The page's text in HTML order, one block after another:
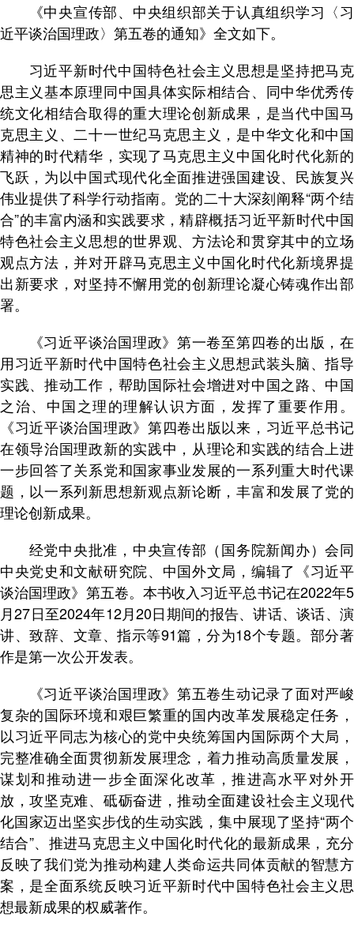
《中央宣传部、中央组织部关于认真组织学习〈习
近平谈治国理政〉第五卷的通知》全文如下。
习近平新时代中国特色社会主义思想是坚持把马克
思主义基本原理同中国具体实际相结合、同中华优秀传
统文化相结合取得的重大理论创新成果，是当代中国马
克思主义、二十一世纪马克思主义，是中华文化和中国
精神的时代精华，实现了马克思主义中国化时代化新的
飞跃，为以中国式现代化全面推进强国建设、民族复兴
伟业提供了科学行动指南。党的二十大深刻阐释“两个结
合”的丰富内涵和实践要求，精辟概括习近平新时代中国
特色社会主义思想的世界观、方法论和贯穿其中的立场
观点方法，并对开辟马克思主义中国化时代化新境界提
出新要求，对坚持不懈用党的创新理论凝心铸魂作出部
署。
《习近平谈治国理政》第一卷至第四卷的出版，在
用习近平新时代中国特色社会主义思想武装头脑、指导
实践、推动工作，帮助国际社会增进对中国之路、中国
之治、中国之理的理解认识方面，发挥了重要作用。
《习近平谈治国理政》第四卷出版以来，习近平总书记
在领导治国理政新的实践中，从理论和实践的结合上进
一步回答了关系党和国家事业发展的一系列重大时代课
题，以一系列新思想新观点新论断，丰富和发展了党的
理论创新成果。
经党中央批准，中央宣传部（国务院新闻办）会同
中央党史和文献研究院、中国外文局，编辑了《习近平
谈治国理政》第五卷。本书收入习近平总书记在2022年5
月27日至2024年12月20日期间的报告、讲话、谈话、演
讲、致辞、文章、指示等91篇，分为18个专题。部分著
作是第一次公开发表。
《习近平谈治国理政》第五卷生动记录了面对严峻
复杂的国际环境和艰巨繁重的国内改革发展稳定任务，
以习近平同志为核心的党中央统筹国内国际两个大局，
完整准确全面贯彻新发展理念，着力推动高质量发展，
谋划和推动进一步全面深化改革，推进高水平对外开
放，攻坚克难、砥砺奋进，推动全面建设社会主义现代
化国家迈出坚实步伐的生动实践，集中展现了坚持“两个
结合”、推进马克思主义中国化时代化的最新成果，充分
反映了我们党为推动构建人类命运共同体贡献的智慧方
案，是全面系统反映习近平新时代中国特色社会主义思
想最新成果的权威著作。